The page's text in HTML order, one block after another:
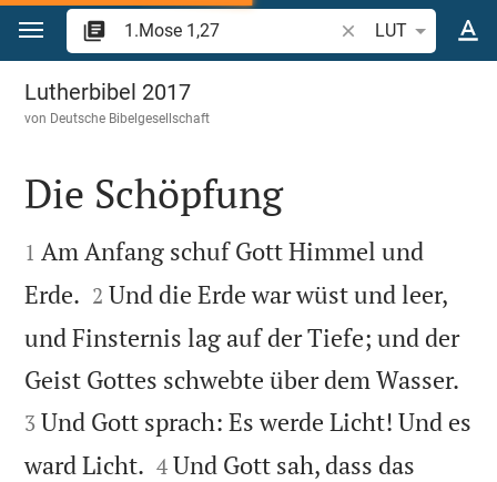
Zum Inhalt springen
Bibelstelle oder
LUT
1.Mose 1
Lutherbibel 2017
von Deutsche Bibelgesellschaft

Die Schöpfung

1 Am Anfang schuf Gott Himmel und
Erde. 

2 Und die Erde war wüst und leer,
und Finsternis lag auf der Tiefe; und der
Geist Gottes schwebte über dem Wasser.
3 Und Gott sprach: Es werde Licht! Und es
ward Licht. 

4 Und Gott sah, dass das